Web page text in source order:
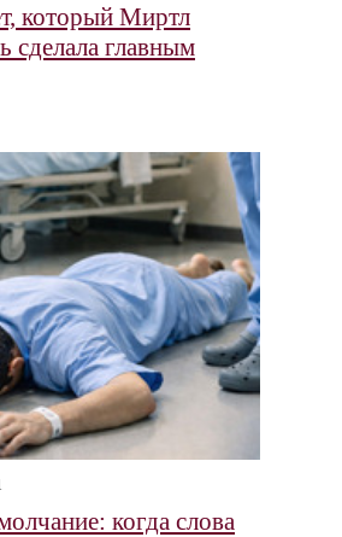
который Миртл
сделала главным
когда слова